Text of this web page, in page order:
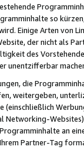
so
Einige Arten von
der nicht als
des
unentzifferbar
die
weitergeben,
(einschließlich
Networking-
an
Partner-Tag